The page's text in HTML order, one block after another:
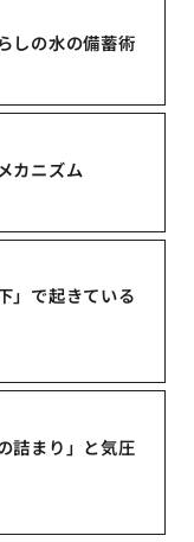
しの水の備蓄術
カニズム
」で起きている
詰まり」と気圧